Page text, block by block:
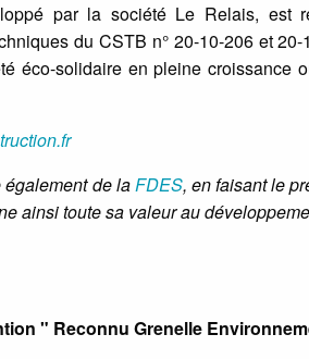
par la société Le Relais, est
du CSTB n° 20-10-206 et
éco-solidaire en pleine croissance
de laFDES, en faisant le
ainsi toute sa valeur au
" Reconnu Grenelle